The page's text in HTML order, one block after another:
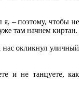
я, – поэтому, чтобы не
там начнем киртан.
окликнул уличный
и не танцуете, как